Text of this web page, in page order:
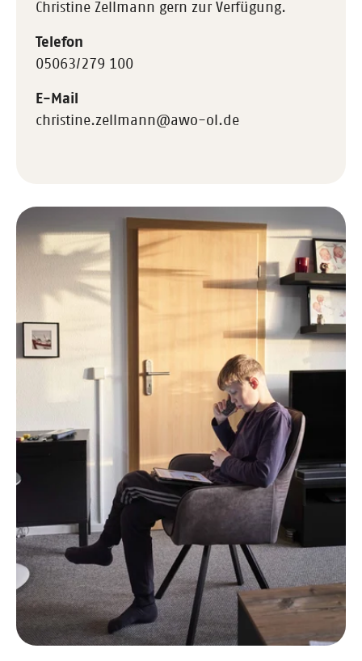
Christine Zellmann gern zur Verfügung.
Telefon
05063/279 100
E-Mail
christine.zellmann@awo-ol.de